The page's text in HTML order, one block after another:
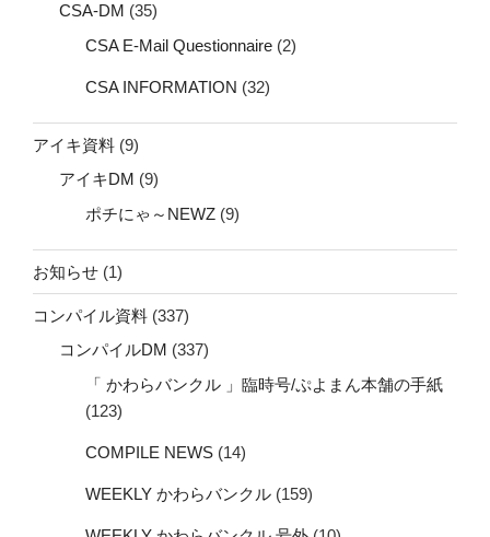
CSA-DM (35)
CSA E-Mail Questionnaire (2)
CSA INFORMATION (32)
アイキ資料 (9)
アイキDM (9)
ポチにゃ～NEWZ (9)
お知らせ (1)
コンパイル資料 (337)
コンパイルDM (337)
「 かわらバンクル 」臨時号/ぷよまん本舗の手紙
(123)
COMPILE NEWS (14)
WEEKLY かわらバンクル (159)